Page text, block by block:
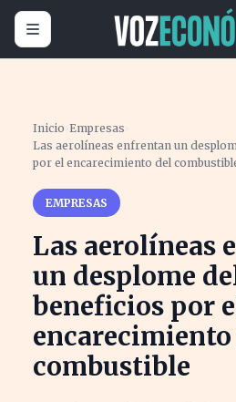
Inicio ›Empresas ›
Las aerolíneas enfrentan un
por el encarecimiento del
EMPRESAS
Las aerolíneas
un desplome
beneficios por
combustible